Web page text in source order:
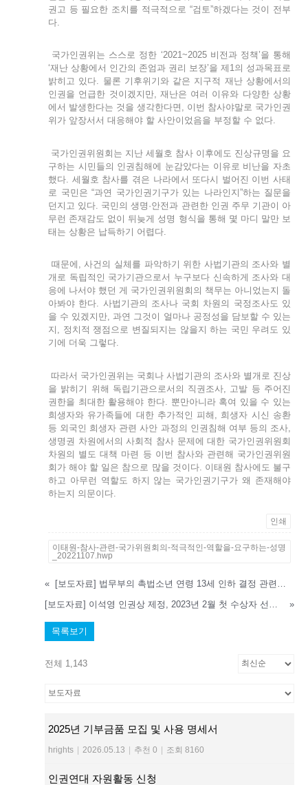
권고 등 필요한 조치를 적극적으로 “검토”하겠다는 것이 전부
다.
국가인권위는 스스로 정한 ‘2021~2025 비전과 정책’을 통해
‘재난 상황에서 인간의 존엄과 권리 보장’을 제1의 성과목표로
밝히고 있다. 물론 기후위기와 같은 지구적 재난 상황에서의
인권을 언급한 것이겠지만, 재난은 여러 이유와 다양한 상황
에서 발생한다는 것을 생각한다면, 이번 참사야말로 국가인권
위가 앞장서서 대응해야 할 사안이었음을 부정할 수 없다.
국가인권위원회는 지난 세월호 참사 이후에도 진상규명을 요
구하는 시민들의 인권침해에 눈감았다는 이유로 비난을 자초
했다. 세월호 참사를 겪은 나라에서 또다시 벌어진 이번 사태
로 국민은 “과연 국가인권기구가 있는 나라인지”하는 질문을
던지고 있다. 국민의 생명·안전과 관련한 인권 주무 기관이 아
무런 존재감도 없이 뒤늦게 성명 형식을 통해 몇 마디 말만 보
태는 상황은 납득하기 어렵다.
때문에, 사건의 실체를 파악하기 위한 사법기관의 조사와 별
개로 독립적인 국가기관으로서 누구보다 신속하게 조사와 대
응에 나서야 했던 게 국가인권위원회의 책무는 아니었는지 돌
아봐야 한다. 사법기관의 조사나 국회 차원의 국정조사도 있
을 수 있겠지만, 과연 그것이 얼마나 공정성을 담보할 수 있는
지, 정치적 쟁점으로 변질되지는 않을지 하는 국민 우려도 있
기에 더욱 그렇다.
따라서 국가인권위는 국회나 사법기관의 조사와 별개로 진상
을 밝히기 위해 독립기관으로서의 직권조사, 고발 등 주어진
권한을 최대한 활용해야 한다. 뿐만아니라 혹여 있을 수 있는
희생자와 유가족들에 대한 추가적인 피해, 희생자 시신 송환
등 외국인 희생자 관련 사안 과정의 인권침해 여부 등의 조사,
생명권 차원에서의 사회적 참사 문제에 대한 국가인권위원회
차원의 별도 대책 마련 등 이번 참사와 관련해 국가인권위원
회가 해야 할 일은 참으로 많을 것이다. 이태원 참사에도 불구
하고 아무런 역할도 하지 않는 국가인권기구가 왜 존재해야
하는지 의문이다.
인쇄
이태원-참사-관련-국가위원회의-적극적인-역할을-요구하는-성명
_20221107.hwp
«
»
목록보기
전체 1,143
2025년 기부금품 모집 및 사용 명세서
hrights | 2026.05.13 | 추천 0 | 조회 8160
인권연대 자원활동 신청